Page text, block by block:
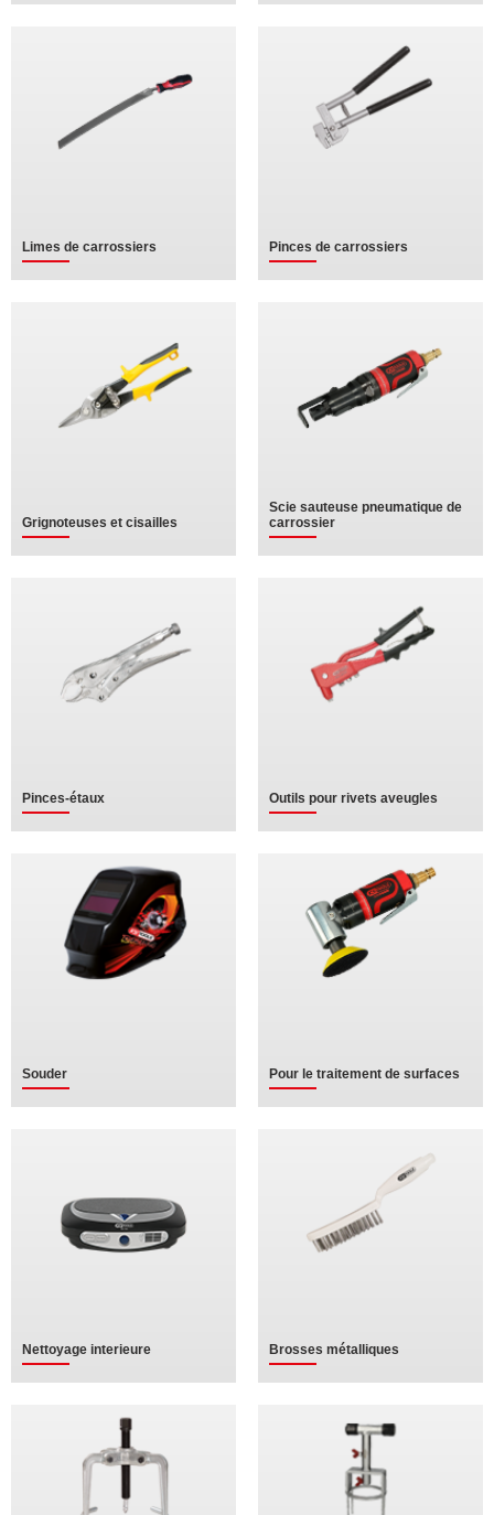
Limes de carrossiers Pinces de carrossiers
Grignoteuses et cisailles
Scie sauteuse pneumatique de
carrossier
Pinces-étaux Outils pour rivets aveugles
Souder Pour le traitement de surfaces
Nettoyage interieure Brosses métalliques